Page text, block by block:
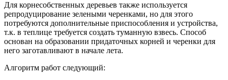
Для корнесобственных деревьев также используется
репродуцирование зелеными черенками, но для этого
потребуются дополнительные приспособления и устройства,
т.к. в теплице требуется создать туманную взвесь. Способ
основан на образовании придаточных корней и черенки для
него заготавливают в начале лета.
Алгоритм работ следующий: